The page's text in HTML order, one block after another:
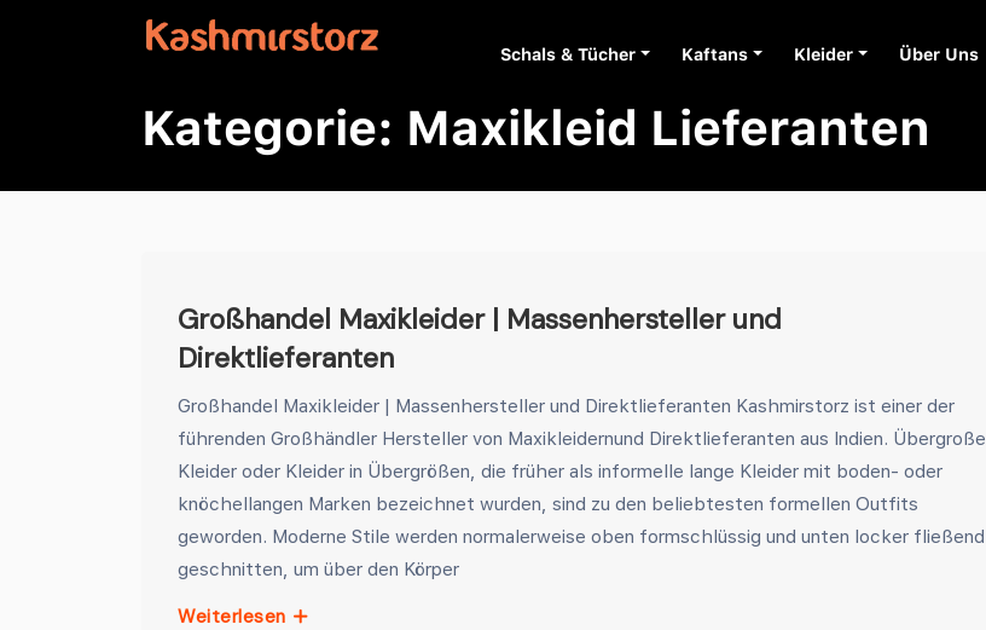
Schals & Tücher Kaftans Kleider Über Uns
Kategorie: Maxikleid Lieferanten
Großhandel Maxikleider | Massenhersteller und
Direktlieferanten
Großhandel Maxikleider | Massenhersteller und Direktlieferanten Kashmirstorz ist einer der
führenden Großhändler Hersteller von Maxikleidernund Direktlieferanten aus Indien. Übergroße
Kleider oder Kleider in Übergrößen, die früher als informelle lange Kleider mit boden- oder
knöchellangen Marken bezeichnet wurden, sind zu den beliebtesten formellen Outfits
geworden. Moderne Stile werden normalerweise oben formschlüssig und unten locker fließend
geschnitten, um über den Körper
Weiterlesen